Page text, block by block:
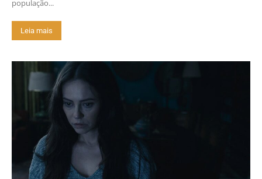
população...
Leia mais